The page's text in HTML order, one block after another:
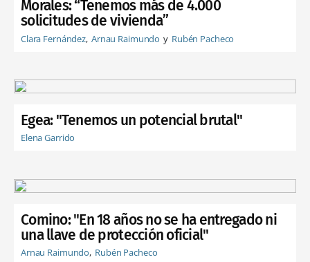
Morales: “Tenemos más de 4.000
solicitudes de vivienda”
Clara Fernández Arnau Raimundo Rubén Pacheco
Egea: "Tenemos un potencial brutal"
Elena Garrido
Comino: "En 18 años no se ha entregado ni
una llave de protección oficial"
Arnau Raimundo Rubén Pacheco